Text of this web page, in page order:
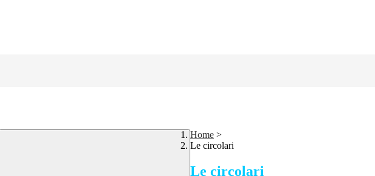
Home >
Le circolari
Le circolari